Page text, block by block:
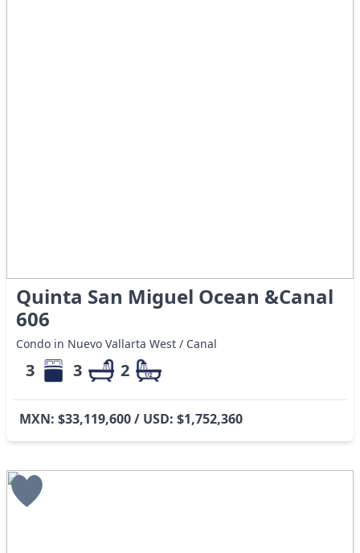
Quinta San Miguel Ocean &Canal
606
Condo in Nuevo Vallarta West / Canal
3 3 2
MXN: $33,119,600 / USD: $1,752,360